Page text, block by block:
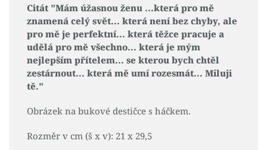
Citát "Mám úžasnou ženu ...která pro mě
znamená celý svět... která není bez chyby, ale
pro mě je perfektní... která těžce pracuje a
udělá pro mě všechno... která je mým
nejlepším přítelem... se kterou bych chtěl
zestárnout... která mě umí rozesmát... Miluji
tě."
Obrázek na bukové destičce s háčkem.
Rozměr v cm (š x v): 21 x 29,5